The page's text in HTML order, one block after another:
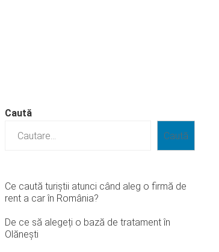
Caută
Caută
Ce caută turiștii atunci când aleg o firmă de
rent a car în România?
De ce să alegeți o bază de tratament în
Olănești